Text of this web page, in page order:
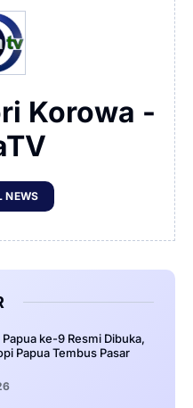
Korowa -
NEWS
ke-9 Resmi Dibuka,
Papua Tembus Pasar